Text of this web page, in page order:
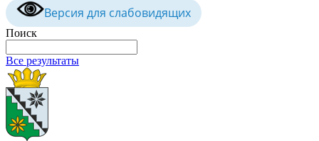
Версия для слабовидящих
Поиск
Все результаты